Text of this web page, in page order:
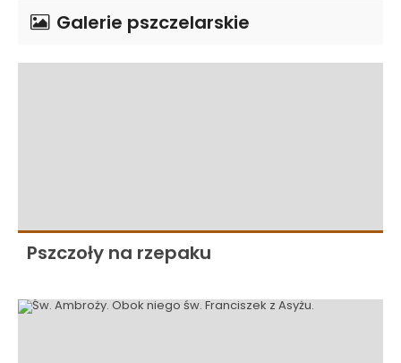
Galerie pszczelarskie
Pszczoły na rzepaku